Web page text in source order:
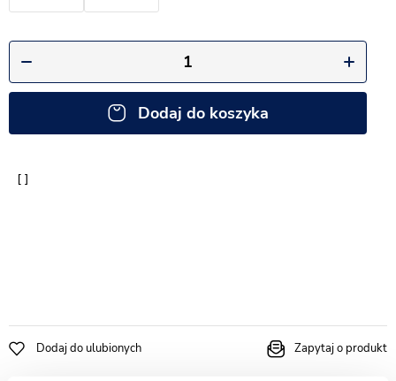
Dodaj do koszyka
Dodaj do ulubionych Zapytaj o produkt